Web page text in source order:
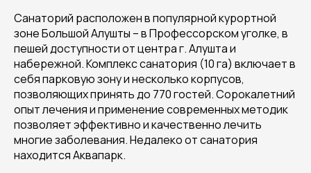
Санаторий расположен в популярной курортной
зоне Большой Алушты – в Профессорском уголке, в
пешей доступности от центра г. Алушта и
набережной. Комплекс санатория (10 га) включает в
себя парковую зону и несколько корпусов,
позволяющих принять до 770 гостей. Сорокалетний
опыт лечения и применение современных методик
позволяет эффективно и качественно лечить
многие заболевания. Недалеко от санатория
находится Аквапарк.